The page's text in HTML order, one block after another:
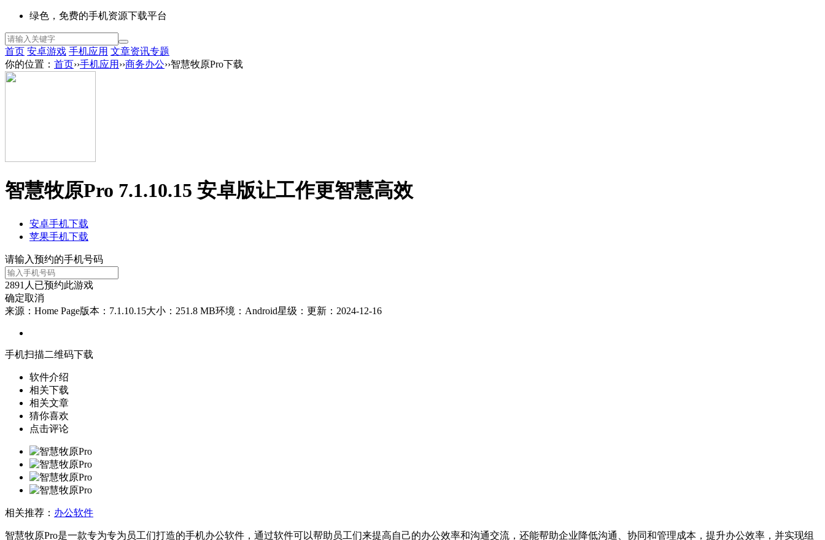
绿色，免费的手机资源下载平台
首页 安卓游戏 手机应用 文章资讯专题
你的位置： 首页››手机应用 ››商务办公››智慧牧原Pro下载
智慧牧原Pro 7.1.10.15 安卓版让工作更智慧高效
安卓手机下载
苹果手机下载
请输入预约的手机号码
2891 人已预约此游戏
确定取消
来源：Home Page版本：7.1.10.15大小：251.8 MB环境：Android星级： 更新：2024-12-16
手机扫描二维码下载
软件介绍
相关下载
相关文章
猜你喜欢
点击评论
相关推荐： 办公软件
智慧牧原Pro是一款专为专为员工们打造的手机办公软件，通过软件可以帮助员工们来提高自己的办公效率和沟通交流，还能帮助企业降低沟通、协同和管理成本，提升办公效率，并实现组